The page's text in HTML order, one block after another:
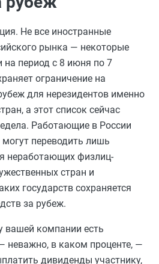
Не все иностранные
рынка — некоторые
на период с 8 июня по 7
ограничение на
для нерезидентов именно
а этот список сейчас
Работающие в России
переводить лишь
неработающих физлиц-
стран и
государств сохраняется
за рубеж.
вашей компании есть
неважно, в каком проценте, —
дивиденды участнику,